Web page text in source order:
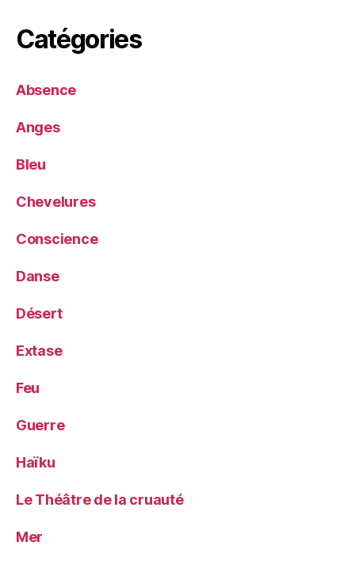
Catégories
Absence
Anges
Bleu
Chevelures
Conscience
Danse
Désert
Extase
Feu
Guerre
Haïku
Le Théâtre de la cruauté
Mer